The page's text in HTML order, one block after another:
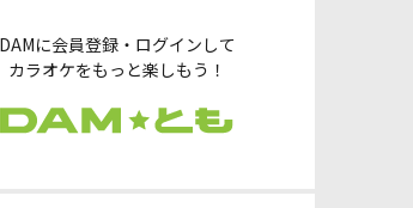
DAMに会員登録・ログインして
カラオケをもっと楽しもう！